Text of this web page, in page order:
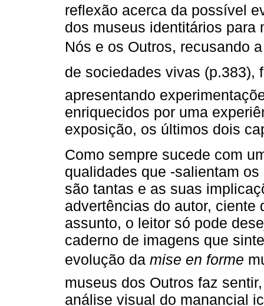
reflexão acerca da possível
dos museus identitários para
Nós e os Outros, recusando
de sociedades vivas
apresentando
enriquecidos por uma
exposição, os últimos dois
Como sempre sucede com
qualidades que -salientam
são tantas e as suas
advertências do autor,
assunto, o leitor só pode
caderno de imagens que
evolução da mise en forme
museus dos Outros faz
análise visual do manancial